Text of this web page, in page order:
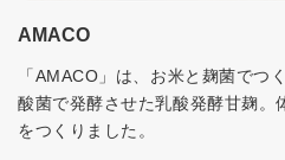
AMACO
「AMACO」は、お米と麹菌でつ
酸菌で発酵させた乳酸発酵甘麹。
をつくりました。